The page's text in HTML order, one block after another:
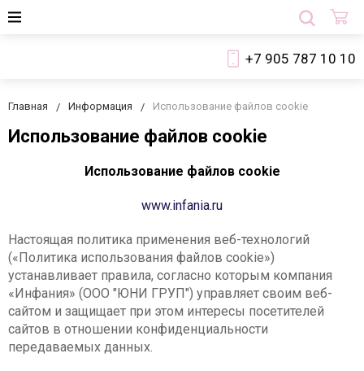
+7 905 787 10 10
Главная Информация Использование файлов cookie
Использование файлов cookie
Использование файлов cookie
www.infania.ru
Настоящая политика применения веб-технологий
(«Политика использования файлов cookie»)
устанавливает правила, согласно которым компания
«Инфания» (ООО "ЮНИ ГРУП") управляет своим веб-
сайтом и защищает при этом интересы посетителей
сайтов в отношении конфиденциальности
передаваемых данных.